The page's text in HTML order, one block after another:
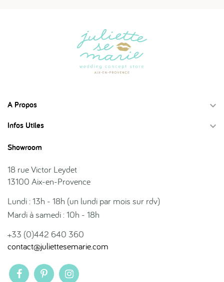
A Propos 
Infos Utiles 
Showroom
18 rue Victor Leydet
13100 Aix-en-Provence
Lundi : 13h - 18h (un lundi par mois sur rdv)
Mardi à samedi : 10h - 18h
+33 (0)442 640 360
contact@juliettesemarie.com